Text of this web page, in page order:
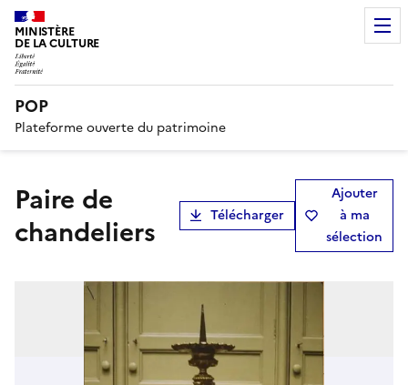
MINISTÈRE
DE LA CULTURE
POP
Plateforme ouverte du patrimoine
paire de
chandeliers
Télécharger
Ajouter
à ma
sélection